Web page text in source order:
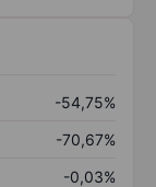
-54,75%
-70,67%
-0,03%